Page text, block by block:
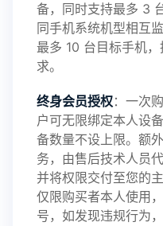
2025-01-13 V3.7
2024-10-08 V3.6
2024-03-16 V3.5
备，同时支持最多 3
同手机系统机型相互
最多 10 台目标手机
求。
终身会员授权：一次
户可无限绑定本人设
备数量不设上限。额
务，由售后技术人员
并将权限交付至您的
仅限购买者本人使用
号，如发现违规行为